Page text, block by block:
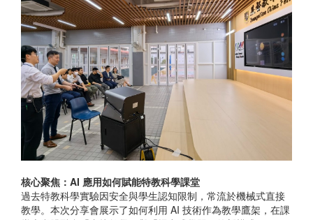
核心聚焦：AI 應用如何賦能特教科學課堂
過去特教科學實驗因安全與學生認知限制，常流於機械式直接
教學。本次分享會展示了如何利用 AI 技術作為教學鷹架，在課